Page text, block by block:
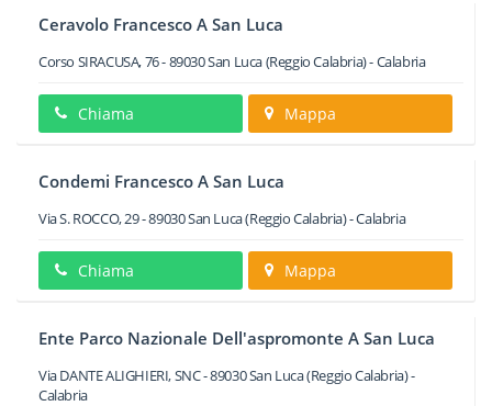
Ceravolo Francesco A San Luca
Corso SIRACUSA, 76-89030San Luca(Reggio Calabria) -Calabria
Chiama Mappa
Condemi Francesco A San Luca
Via S. ROCCO, 29-89030San Luca(Reggio Calabria) -Calabria
Chiama Mappa
Ente Parco Nazionale Dell'aspromonte A San Luca
Via DANTE ALIGHIERI, SNC-89030San Luca(Reggio Calabria) -
Calabria